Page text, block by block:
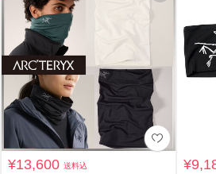
¥13,600送料込